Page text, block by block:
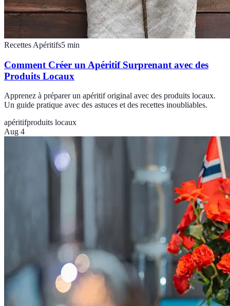
Recettes Apéritifs5 min
Comment Créer un Apéritif Surprenant avec des
Produits Locaux
Apprenez à préparer un apéritif original avec des produits locaux.
Un guide pratique avec des astuces et des recettes inoubliables.
apéritifproduits locaux
Aug 4